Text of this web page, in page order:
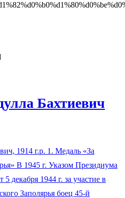
Бахтиевич
1914 г.р. 1. Медаль «За
В 1945 г. Указом Президиума
декабря 1944 г. за участие в
Заполярья боец 45-й